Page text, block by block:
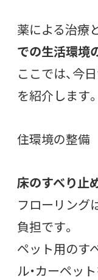
薬による治療
での生活環境
ここでは、今
を紹介します。
住環境の整備
床のすべり止
フローリング
負担です。
ペット用のす
ル・カーペッ